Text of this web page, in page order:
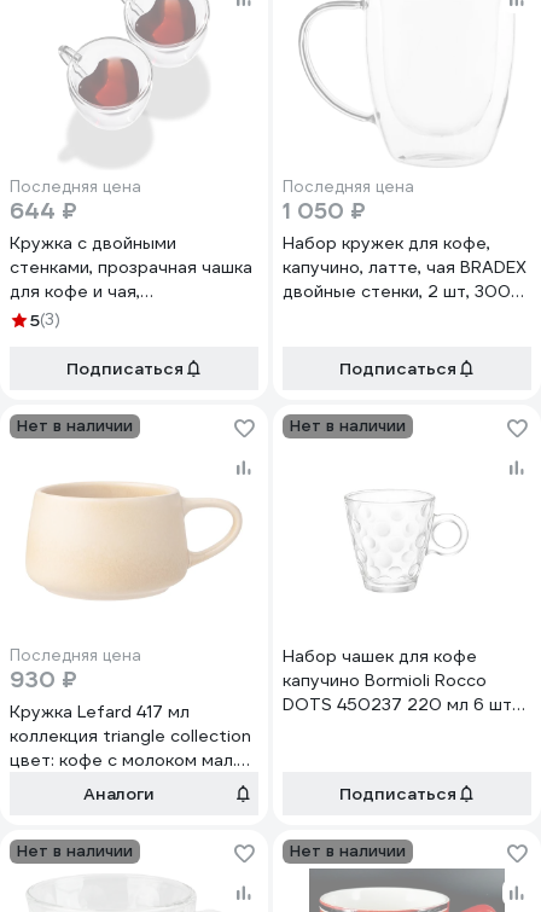
Последняя цена
644 ₽
Кружка с двойными
стенками, прозрачная чашка
для кофе и чая,
термопосуда для горячих
форме сердца, 2 шт, 190 мл
5(3)
Подписаться
Последняя цена
1 050 ₽
Набор кружек для кофе,
капучино, латте, чая BRADEX
двойные стенки, 2 шт, 300
Подписаться
Нет в наличии
Последняя цена
930 ₽
Кружка Lefard 417 мл
коллекция triangle collection
цвет: кофе с молоком мал.
уп. = 6 шт мин. партия 191-
Аналоги
Нет в наличии
Набор чашек для кофе
капучино Bormioli Rocco
DOTS 450237 220 мл 6 шт
Подписаться
Нет в наличии Нет в наличии